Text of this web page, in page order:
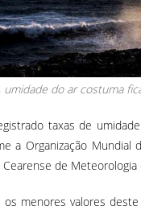
umidade do ar costuma
taxas de
a Organização
de
os menores valores